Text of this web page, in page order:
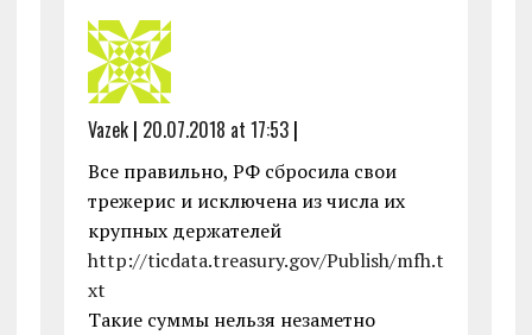
Vazek| 20.07.2018 at 17:53|
Все правильно, РФ сбросила свои
трежерис и исключена из числа их
крупных держателей
http://ticdata.treasury.gov/Publish/mfh.t
xt
Такие суммы нельзя незаметно